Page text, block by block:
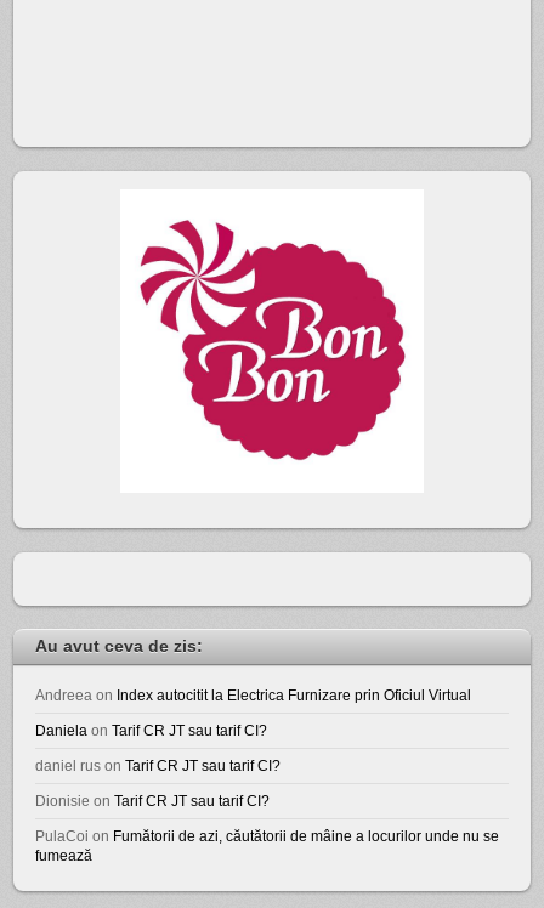
Au avut ceva de zis:
Andreea on Index autocitit la Electrica Furnizare prin Oficiul Virtual
Daniela onTarif CR JT sau tarif CI?
daniel rus onTarif CR JT sau tarif CI?
Dionisie onTarif CR JT sau tarif CI?
PulaCoi on Fumătorii de azi, căutătorii de mâine a locurilor unde nu se
fumează